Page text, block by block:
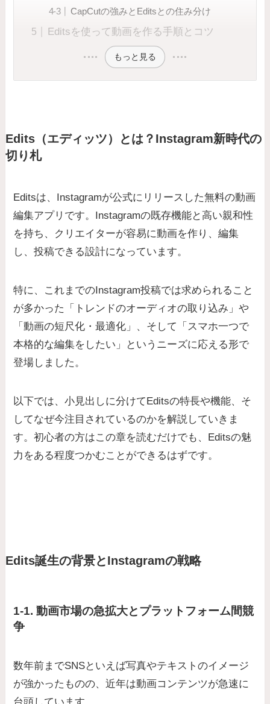
CapCutの強みとEditsとの住み分け
Editsを使って動画を作る手順とコツ
もっと見る
Edits（エディッツ）とは？Instagram新時代の
切り札
Editsは、Instagramが公式にリリースした無料の動画
編集アプリです。Instagramの既存機能と高い親和性
を持ち、クリエイターが容易に動画を作り、編集
し、投稿できる設計になっています。
特に、これまでのInstagram投稿では求められること
が多かった「トレンドのオーディオの取り込み」や
「動画の短尺化・最適化」、そして「スマホ一つで
本格的な編集をしたい」というニーズに応える形で
登場しました。
以下では、小見出しに分けてEditsの特長や機能、そ
してなぜ今注目されているのかを解説していきま
す。初心者の方はこの章を読むだけでも、Editsの魅
力をある程度つかむことができるはずです。
Edits誕生の背景とInstagramの戦略
1-1. 動画市場の急拡大とプラットフォーム間競
争
数年前までSNSといえば写真やテキストのイメージ
が強かったものの、近年は動画コンテンツが急速に